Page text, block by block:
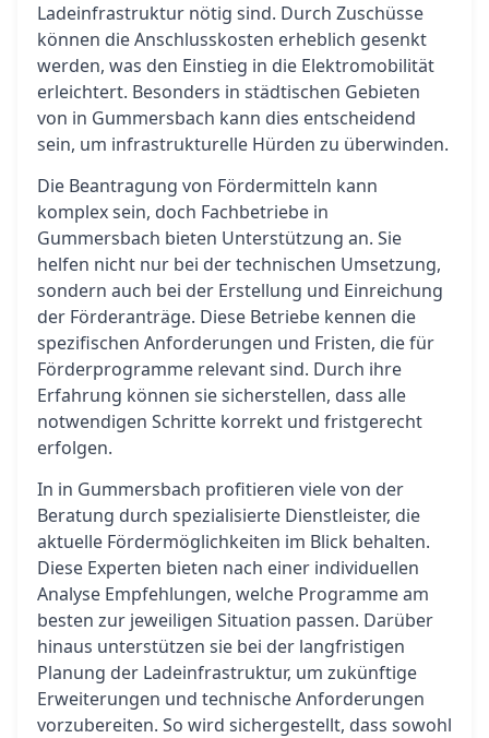
Ladeinfrastruktur nötig sind. Durch Zuschüsse
können die Anschlusskosten erheblich gesenkt
werden, was den Einstieg in die Elektromobilität
erleichtert. Besonders in städtischen Gebieten
von in Gummersbach kann dies entscheidend
sein, um infrastrukturelle Hürden zu überwinden.
Die Beantragung von Fördermitteln kann
komplex sein, doch Fachbetriebe in
Gummersbach bieten Unterstützung an. Sie
helfen nicht nur bei der technischen Umsetzung,
sondern auch bei der Erstellung und Einreichung
der Förderanträge. Diese Betriebe kennen die
spezifischen Anforderungen und Fristen, die für
Förderprogramme relevant sind. Durch ihre
Erfahrung können sie sicherstellen, dass alle
notwendigen Schritte korrekt und fristgerecht
erfolgen.
In in Gummersbach profitieren viele von der
Beratung durch spezialisierte Dienstleister, die
aktuelle Fördermöglichkeiten im Blick behalten.
Diese Experten bieten nach einer individuellen
Analyse Empfehlungen, welche Programme am
besten zur jeweiligen Situation passen. Darüber
hinaus unterstützen sie bei der langfristigen
Planung der Ladeinfrastruktur, um zukünftige
Erweiterungen und technische Anforderungen
vorzubereiten. So wird sichergestellt, dass sowohl